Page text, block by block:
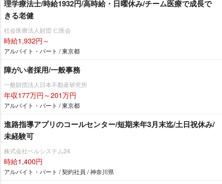
理学療法士/時給1932円/高時給・日曜休み/チーム医療で成長で
きる老健
社会医療法人財団 仁医会
時給1,932円～
アルバイト・パート / 東京都
障がい者採用/一般事務
一般財団法人日本不動産研究所
年収177万円～201万円
アルバイト・パート / 東京都
進路指導アプリのコールセンター/短期来年3月末迄/土日祝休み/
未経験可
株式会社ベルシステム24
時給1,400円
アルバイト・パート / 契約社員 / 神奈川県